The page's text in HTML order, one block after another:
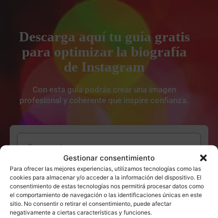
Gestionar consentimiento
Para ofrecer las mejores experiencias, utilizamos tecnologías como las
cookies para almacenar y/o acceder a la información del dispositivo. El
consentimiento de estas tecnologías nos permitirá procesar datos como
el comportamiento de navegación o las identificaciones únicas en este
sitio. No consentir o retirar el consentimiento, puede afectar
negativamente a ciertas características y funciones.
Descarga aquí tu guía gratis
para optimizar la biografía
de Instagram
Con esta guía podrás crear una imagen
profesional y coherente que inspire confianza.
He leído y acepto lapolítica de privacidad